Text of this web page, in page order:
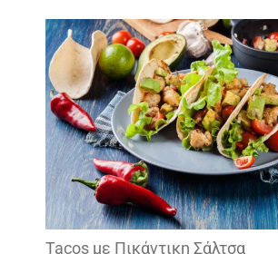
Tacos με Πικάντικη Σάλτσα